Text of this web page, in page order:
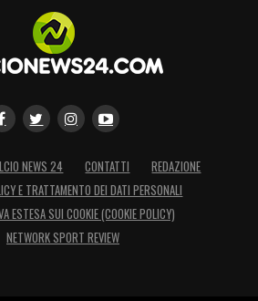
NEWS 24 CONTATTI
REDAZIONE
E TRATTAMENTO DEI DATI PERSONALI
ESTESA SUI COOKIE (COOKIE POLICY)
NETWORK SPORT REVIEW